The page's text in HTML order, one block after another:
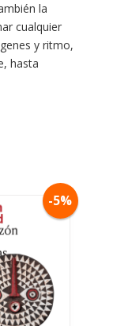
la
cualquier
y ritmo,
hasta
-5%